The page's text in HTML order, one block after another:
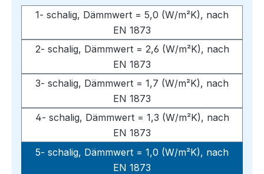
1- schalig, Dämmwert = 5,0 (W/m²K), nach
EN 1873
2- schalig, Dämmwert = 2,6 (W/m²K), nach
EN 1873
3- schalig, Dämmwert = 1,7 (W/m²K), nach
EN 1873
4- schalig, Dämmwert = 1,3 (W/m²K), nach
EN 1873
5- schalig, Dämmwert = 1,0 (W/m²K), nach
EN 1873